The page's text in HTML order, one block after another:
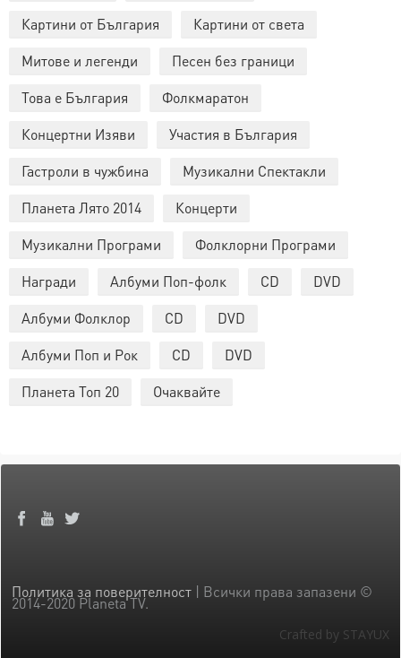
Картини от България
Картини от света
Митове и легенди
Песен без граници
Това е България
Фолкмаратон
Концертни Изяви
Участия в България
Гастроли в чужбина
Музикални Спектакли
Планета Лято 2014
Концерти
Музикални Програми
Фолклорни Програми
Награди
Албуми Поп-фолк CD
DVD
Албуми Фолклор
CD
DVD
Албуми Поп и Рок
CD
DVD
Планета Топ 20
Очаквайте
Политика за поверителност | Всички права запазени ©
2014-2020 Planeta TV.
Crafted by STAYUX